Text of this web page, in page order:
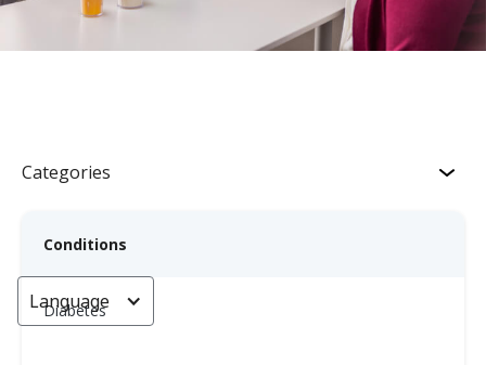
Categories
Conditions
Diabetes
Language